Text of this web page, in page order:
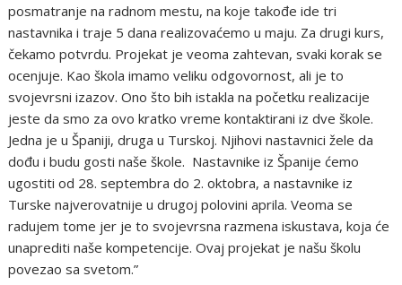
posmatranje na radnom mestu, na koje takođe ide tri
nastavnika i traje 5 dana realizovaćemo u maju. Za drugi kurs,
čekamo potvrdu. Projekat je veoma zahtevan, svaki korak se
ocenjuje. Kao škola imamo veliku odgovornost, ali je to
svojevrsni izazov. Ono što bih istakla na početku realizacije
jeste da smo za ovo kratko vreme kontaktirani iz dve škole.
Jedna je u Španiji, druga u Turskoj. Njihovi nastavnici žele da
dođu i budu gosti naše škole. Nastavnike iz Španije ćemo
ugostiti od 28. septembra do 2. oktobra, a nastavnike iz
Turske najverovatnije u drugoj polovini aprila. Veoma se
radujem tome jer je to svojevrsna razmena iskustava, koja će
unaprediti naše kompetencije. Ovaj projekat je našu školu
povezao sa svetom.”